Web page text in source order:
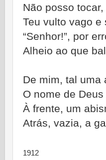
Não posso
Teu vulto vago e
“Senhor!”, por
Alheio ao que
De mim, tal uma
O nome de
À frente, um
Atrás, vazia, a
1912